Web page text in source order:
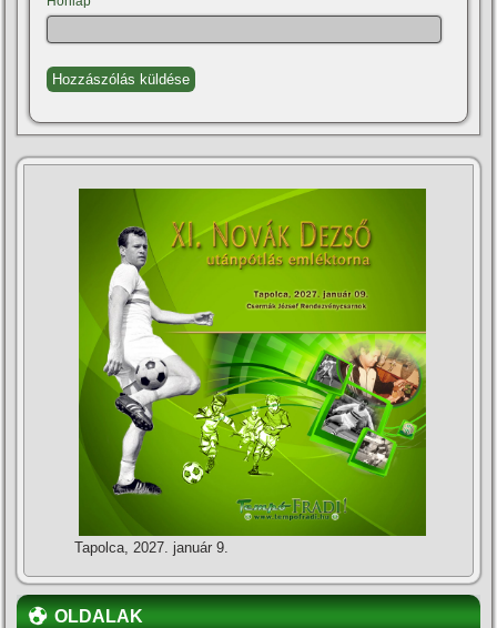
Tapolca, 2027. január 9.
OLDALAK